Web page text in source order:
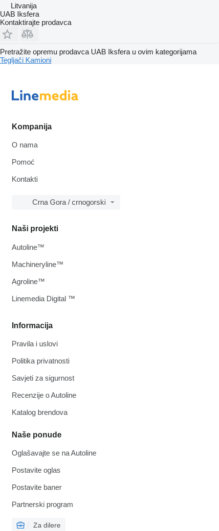
Litvanija
UAB Iksfera
Kontaktirajte prodavca
Pretražite opremu prodavca UAB Iksfera u ovim kategorijama
Tegljači Kamioni
Kompanija
O nama
Pomoć
Kontakti
Crna Gora / crnogorski
Informacija
Pravila i uslovi
Politika privatnosti
Savjeti za sigurnost
Recenzije o Autoline
Katalog brendova
Naše ponude
Oglašavajte se na Autoline
Postavite oglas
Postavite baner
Partnerski program
Za dilere
Naši projekti
Autoline™
Machineryline™
Agroline™
Linemedia Digital ™